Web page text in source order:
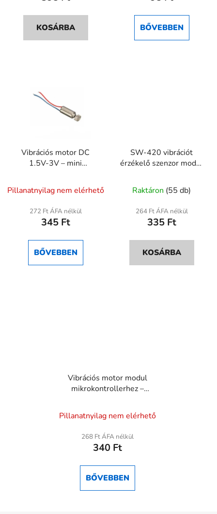
KOSÁRBA BŐVEBBEN
Vibrációs motor DC
1.5V-3V – mini
Pillanatnyilag nem elérhető
272 Ft ÁFA nélkül
345 Ft
BŐVEBBEN
SW-420 vibrációt
érzékelő szenzor modul
riasztóérzékelő
Raktáron (55 db)
264 Ft ÁFA nélkül
335 Ft
KOSÁRBA
Vibrációs motor modul
mikrokontrollerhez –
Pillanatnyilag nem elérhető
268 Ft ÁFA nélkül
340 Ft
BŐVEBBEN